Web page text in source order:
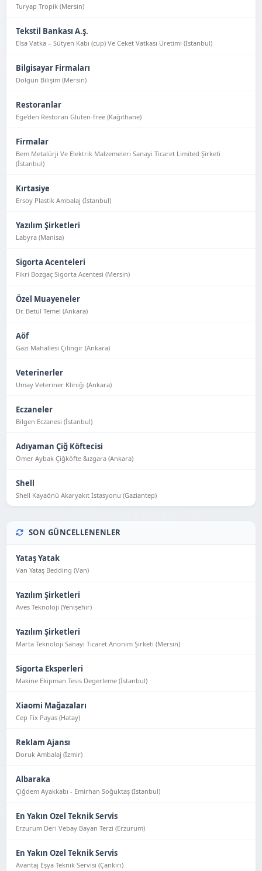
Turyap Tropik (Mersin)
Tekstil Bankası A.ş.
Elsa Vatka – Sütyen Kabı (cup) Ve Ceket Vatkası Üretimi (İstanbul)
Bilgisayar Firmaları
Dolgun Bilişim (Mersin)
Restoranlar
Ege'den Restoran Gluten-free (Kağıthane)
Firmalar
Bem Metalürji Ve Elektrik Malzemeleri Sanayi Ticaret Limited Şirketi
(İstanbul)
Kırtasiye
Ersoy Plastik Ambalaj (İstanbul)
Yazılım Şirketleri
Labyra (Manisa)
Sigorta Acenteleri
Fikri Bozgaç Sigorta Acentesi (Mersin)
Özel Muayeneler
Dr. Betül Temel (Ankara)
Aöf
Gazi Mahallesi Çilingir (Ankara)
Veterinerler
Umay Veteriner Kliniği (Ankara)
Eczaneler
Bilgen Eczanesi (İstanbul)
Adıyaman Çiğ Köftecisi
Ömer Aybak Çiğköfte &ızgara (Ankara)
Shell
Shell Kayaönü Akaryakıt İstasyonu (Gaziantep)
SON GÜNCELLENENLER
Yataş Yatak
Van Yataş Bedding (Van)
Yazılım Şirketleri
Aves Teknoloji (Yeni̇şehi̇r)
Yazılım Şirketleri
Marta Teknoloji Sanayi Ticaret Anonim Şirketi (Mersin)
Sigorta Eksperleri
Makine Ekipman Tesis Degerleme (İstanbul)
Xiaomi Mağazaları
Cep Fix Payas (Hatay)
Reklam Ajansı
Doruk Ambalaj (İzmir)
Albaraka
Çiğdem Ayakkabı - Emirhan Soğuktaş (İstanbul)
En Yakın Ozel Teknik Servis
Erzurum Deri Vebay Bayan Terzi (Erzurum)
En Yakın Ozel Teknik Servis
Avantaj Eşya Tekni̇k Servi̇si̇ (Çankırı)